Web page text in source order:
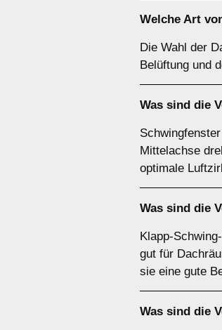
Welche Art
Die Wahl der
Belüftung und
Was sind die
Mittelachse
optimale
Was sind die
Klapp-
gut für
sie eine gute
Was sind die